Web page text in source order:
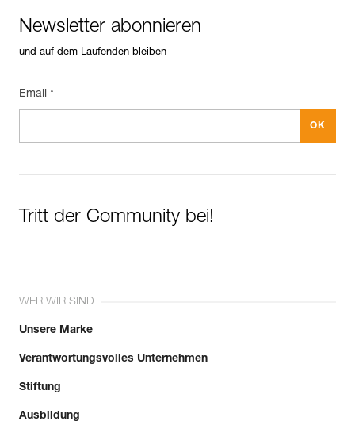
Newsletter abonnieren
und auf dem Laufenden bleiben
Email *
Tritt der Community bei!
WER WIR SIND
Unsere Marke
Verantwortungsvolles Unternehmen
Stiftung
Ausbildung